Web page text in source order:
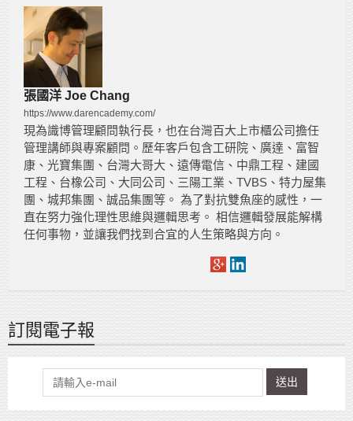
張國洋 Joe Chang
https://www.darencademy.com/
現為識博管理顧問執行長，也在台灣百大上市櫃公司擔任
管理講師與專案顧問。歷年客戶包含工研院、廣達、富智
康、光寶集團、台灣大哥大、遠傳電信、中鼎工程、建國
工程、台橡公司、大同公司、三陽工業、TVBS、特力屋集
團、城邦集團、誠品集團等。 為了對抗雙魚座的感性，一
直在努力強化理性思維與邏輯思考。 相信邏輯發展能解構
任何事物，並讓我們找到合宜的人生策略與方向。
訂閱電子報
送出